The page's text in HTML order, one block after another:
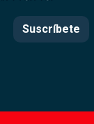
Suscríbete